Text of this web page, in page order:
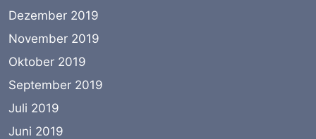
Dezember 2019
November 2019
Oktober 2019
September 2019
Juli 2019
Juni 2019